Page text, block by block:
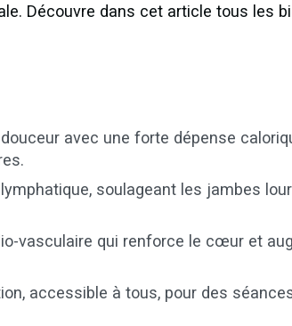
Découvre dans cet article tous les
avec une forte dépense
soulageant les jambes
vasculaire qui renforce le cœur et
accessible à tous, pour des